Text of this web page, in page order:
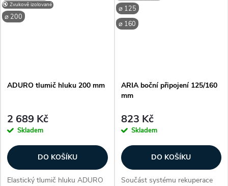
s rekuperací tepla.Vhodná pro
potrubí o průměru 200 mm
Klapka je...
mm. Potrubí a jeho součásti
jsou vyrobeny z lehkého a
odolného...
⌀ 200
🔇 Zvukově izolované
ADURO tlumič hluku 200 mm
2 689 Kč
Skladem
DO KOŠÍKU
Elastický tlumič hluku ADURO
⌀ 125
⌀ 160
ARIA boční připojení 125/160
mm
823 Kč
Skladem
DO KOŠÍKU
Součást systému rekuperace